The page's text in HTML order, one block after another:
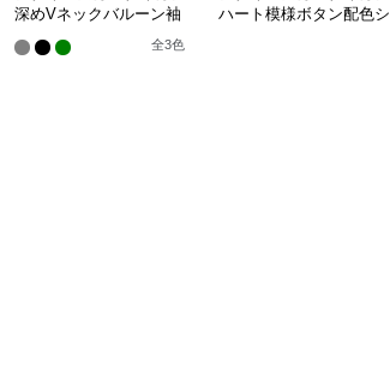
深めVネックバルーン袖
全3色
ハート模様ボタン配色シ